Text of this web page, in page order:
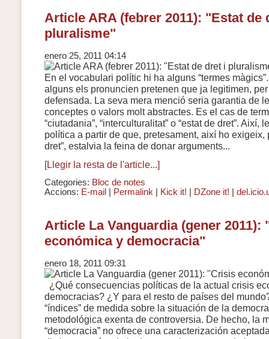
Article ARA (febrer 2011): "Estat de
pluralisme"
enero 25, 2011 04:14
En el vocabulari polític hi ha alguns “termes
alguns els pronuncien pretenen que ja legitimen,
defensada. La seva mera menció seria garantia de
conceptes o valors molt abstractes. Es el cas de
“ciutadania”, “interculturalitat” o “estat de dret”. Així,
política a partir de que, pretesament, així ho exigeix,
dret”, estalvia la feina de donar arguments...
[Llegir la resta de l'article...]
Categories: Bloc de notes
Accions: E-mail| Permalink | Kick it! | DZone it! |
Article La Vanguardia (gener 2011):
económica y democracia"
enero 18, 2011 09:31
¿Qué consecuencias políticas de la actual crisis
democracias? ¿Y para el resto de países del
“índices” de medida sobre la situación de la
metodológica exenta de controversia. De hecho, la
“democracia” no ofrece una caracterización